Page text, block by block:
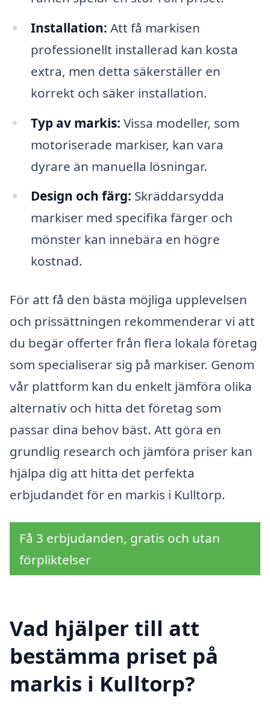
Installation: Att få markisen
professionellt installerad kan kosta
extra, men detta säkerställer en
korrekt och säker installation.
Typ av markis: Vissa modeller, som
motoriserade markiser, kan vara
dyrare än manuella lösningar.
Design och färg: Skräddarsydda
markiser med specifika färger och
mönster kan innebära en högre
kostnad.
För att få den bästa möjliga upplevelsen
och prissättningen rekommenderar vi att
du begär offerter från flera lokala företag
som specialiserar sig på markiser. Genom
vår plattform kan du enkelt jämföra olika
alternativ och hitta det företag som
passar dina behov bäst. Att göra en
grundlig research och jämföra priser kan
hjälpa dig att hitta det perfekta
erbjudandet för en markis i Kulltorp.
Få 3 erbjudanden, gratis och utan
förpliktelser
Vad hjälper till att
bestämma priset på
markis i Kulltorp?